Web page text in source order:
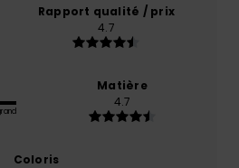
Rapport qualité / prix
4.7
Matière
4.7
Coloris